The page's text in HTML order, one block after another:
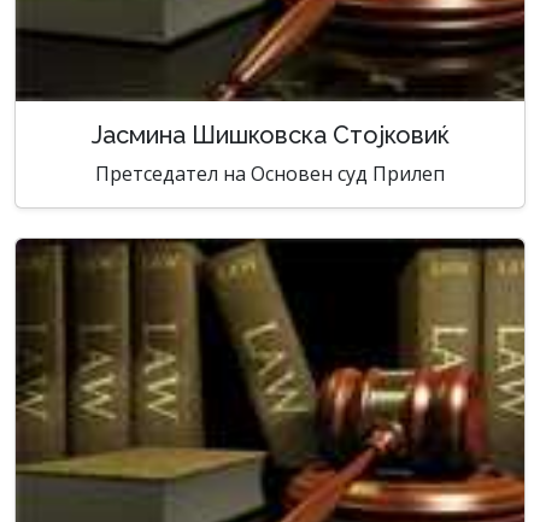
Јасмина Шишковска Стојковиќ
Претседател на Основен суд Прилеп